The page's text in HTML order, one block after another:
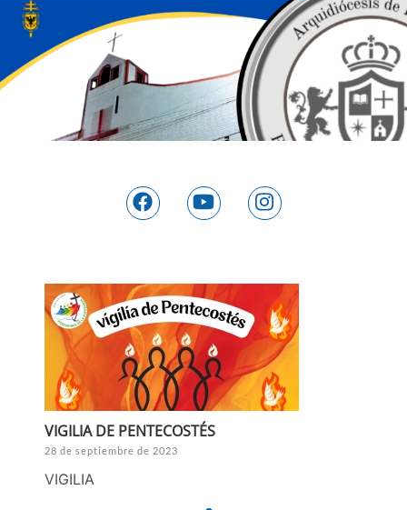
VIGILIA DE PENTECOSTÉS
28 de septiembre de 2023
VIGILIA